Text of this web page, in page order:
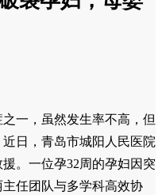
一，虽然发生率不高，但
日，青岛市城阳人民医院
。一位孕32周的孕妇因突
任团队与多学科高效协